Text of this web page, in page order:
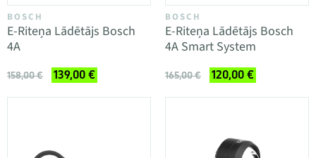
BOSCH
E-Riteņa Lādētājs Bosch
4A
158,00 € 139,00 €
BOSCH
E-Riteņa Lādētājs Bosch
4A Smart System
165,00 € 120,00 €